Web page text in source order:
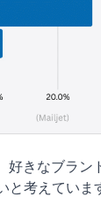
好きなブラン
と考えていま